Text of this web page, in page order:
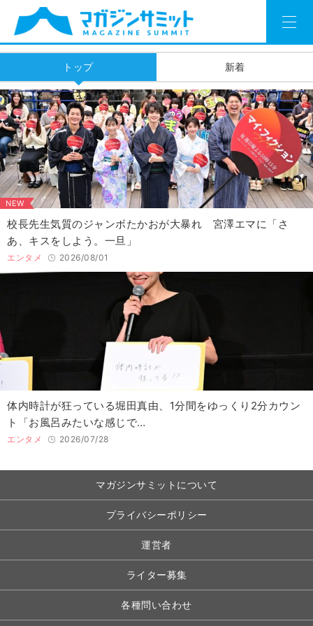
トップ 新着
NEW
校長先生気質のジャンボたかおが大暴れ 宮澤エマに「さ
あ、キスをしよう。一旦」
エンタメ 2026/08/01
体内時計が狂っている堀田真由、1分間をゆっくり2分カウン
ト「お風呂みたいな感じで…
エンタメ 2026/07/28
マガジンサミットについて
プライバシーポリシー
運営者
ライター募集
各種問い合わせ